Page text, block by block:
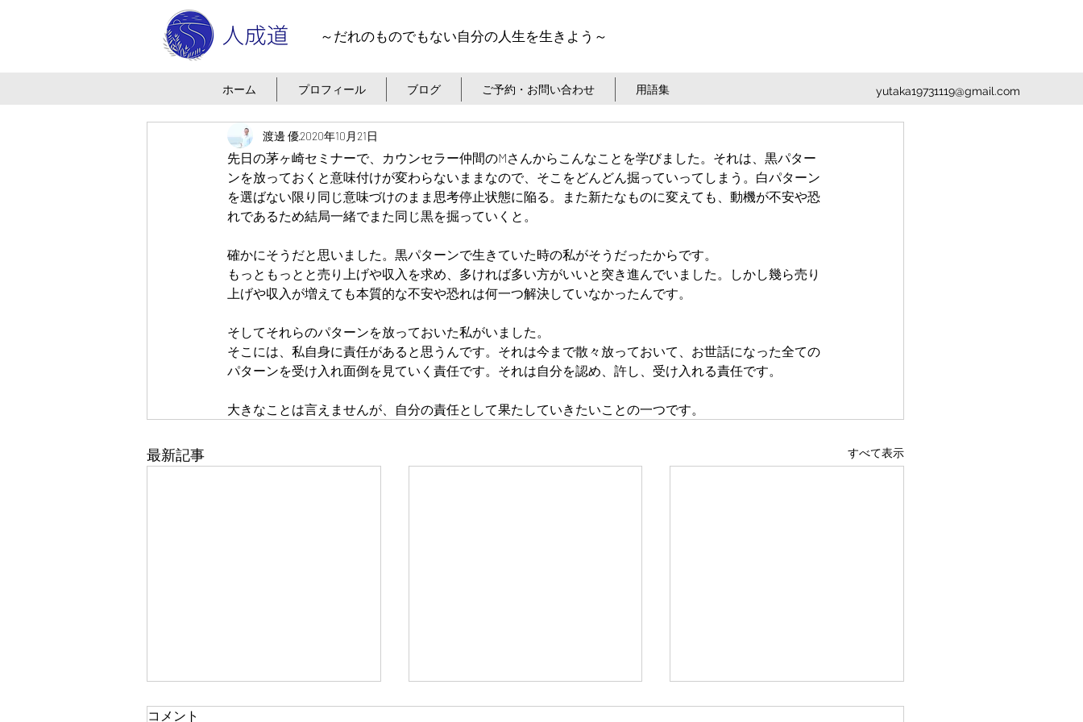
～だれのものでもない自分の人生を生きよう～
ホーム プロフィール ブログ ご予約・お問い合わせ 用語集 yutaka19731119@gmail.com
渡邊 優2020年10月21日
先日の茅ヶ崎セミナーで、カウンセラー仲間のMさんからこんなことを学びました。それは、黒パター
ンを放っておくと意味付けが変わらないままなので、そこをどんどん掘っていってしまう。白パターン
を選ばない限り同じ意味づけのまま思考停止状態に陥る。また新たなものに変えても、動機が不安や恐
れであるため結局一緒でまた同じ黒を掘っていくと。
確かにそうだと思いました。黒パターンで生きていた時の私がそうだったからです。
もっともっとと売り上げや収入を求め、多ければ多い方がいいと突き進んでいました。しかし幾ら売り
上げや収入が増えても本質的な不安や恐れは何一つ解決していなかったんです。
そしてそれらのパターンを放っておいた私がいました。
そこには、私自身に責任があると思うんです。それは今まで散々放っておいて、お世話になった全ての
パターンを受け入れ面倒を見ていく責任です。それは自分を認め、許し、受け入れる責任です。
大きなことは言えませんが、自分の責任として果たしていきたいことの一つです。
最新記事 すべて表示
一人で頑張る 新たな在り方 変わらなきゃ
コメント